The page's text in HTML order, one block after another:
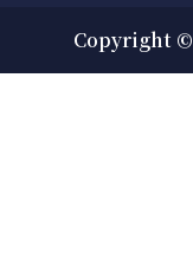
Copyright ©